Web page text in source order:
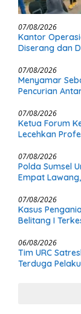
07/08/2026
Kantor
Diserang dan
07/08/2026
Menyamar
Pencurian
07/08/2026
Ketua Forum
Lecehkan
07/08/2026
Polda Sumsel
Empat
07/08/2026
Kasus
Belitang I
06/08/2026
Tim URC
Terduga